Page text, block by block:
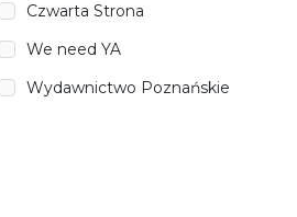
Czwarta Strona
We need YA
Wydawnictwo Poznańskie